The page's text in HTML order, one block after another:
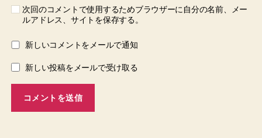
次回のコメントで使用するためブラウザーに自分の名前、メー
ルアドレス、サイトを保存する。
新しいコメントをメールで通知
新しい投稿をメールで受け取る